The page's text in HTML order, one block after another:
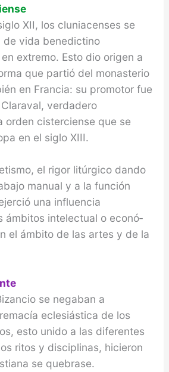
XII, los cluniacenses se
de vida benedictino
extremo. Esto dio origen a
que partió del monasterio
en Francia: su promotor fue
verdadero
orden cisterciense que se
en el siglo XIII.
el rigor li­túrgico dando
manual y a la función
una influencia
ámbitos intelectual o econó­
el ámbito de las artes y de la
se negaban a
eclesiástica de los
esto unido a las diferentes
ritos y disciplinas, hicieron
se que­brase.